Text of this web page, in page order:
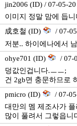
jin2006 (ID) / 07-05-
이미지 정말 맘에 듭니
成호철 (ID)
/ 07-
저분.. 하이에나에서
ohye701 (ID)
/ 07-
덩값인겁니다.ㅡㅡ;
건 2gb면 충문하므로
pmicro (ID)
/ 07-
대만의 멤 제조사가
많이 풀려서 그렇읍니